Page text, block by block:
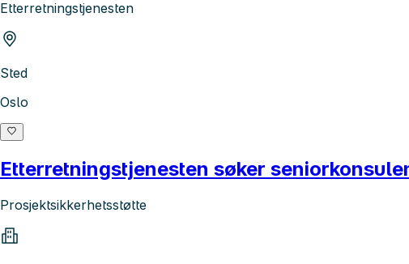
Etterretningstjenesten
Sted
Oslo
Etterretningstjenesten søker
Prosjektsikkerhetsstøtte